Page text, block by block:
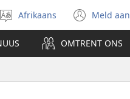
Kies
taal
Afrikaans Meld aan
(maak
nuwe
venster
oop)
OMTRENT ONS